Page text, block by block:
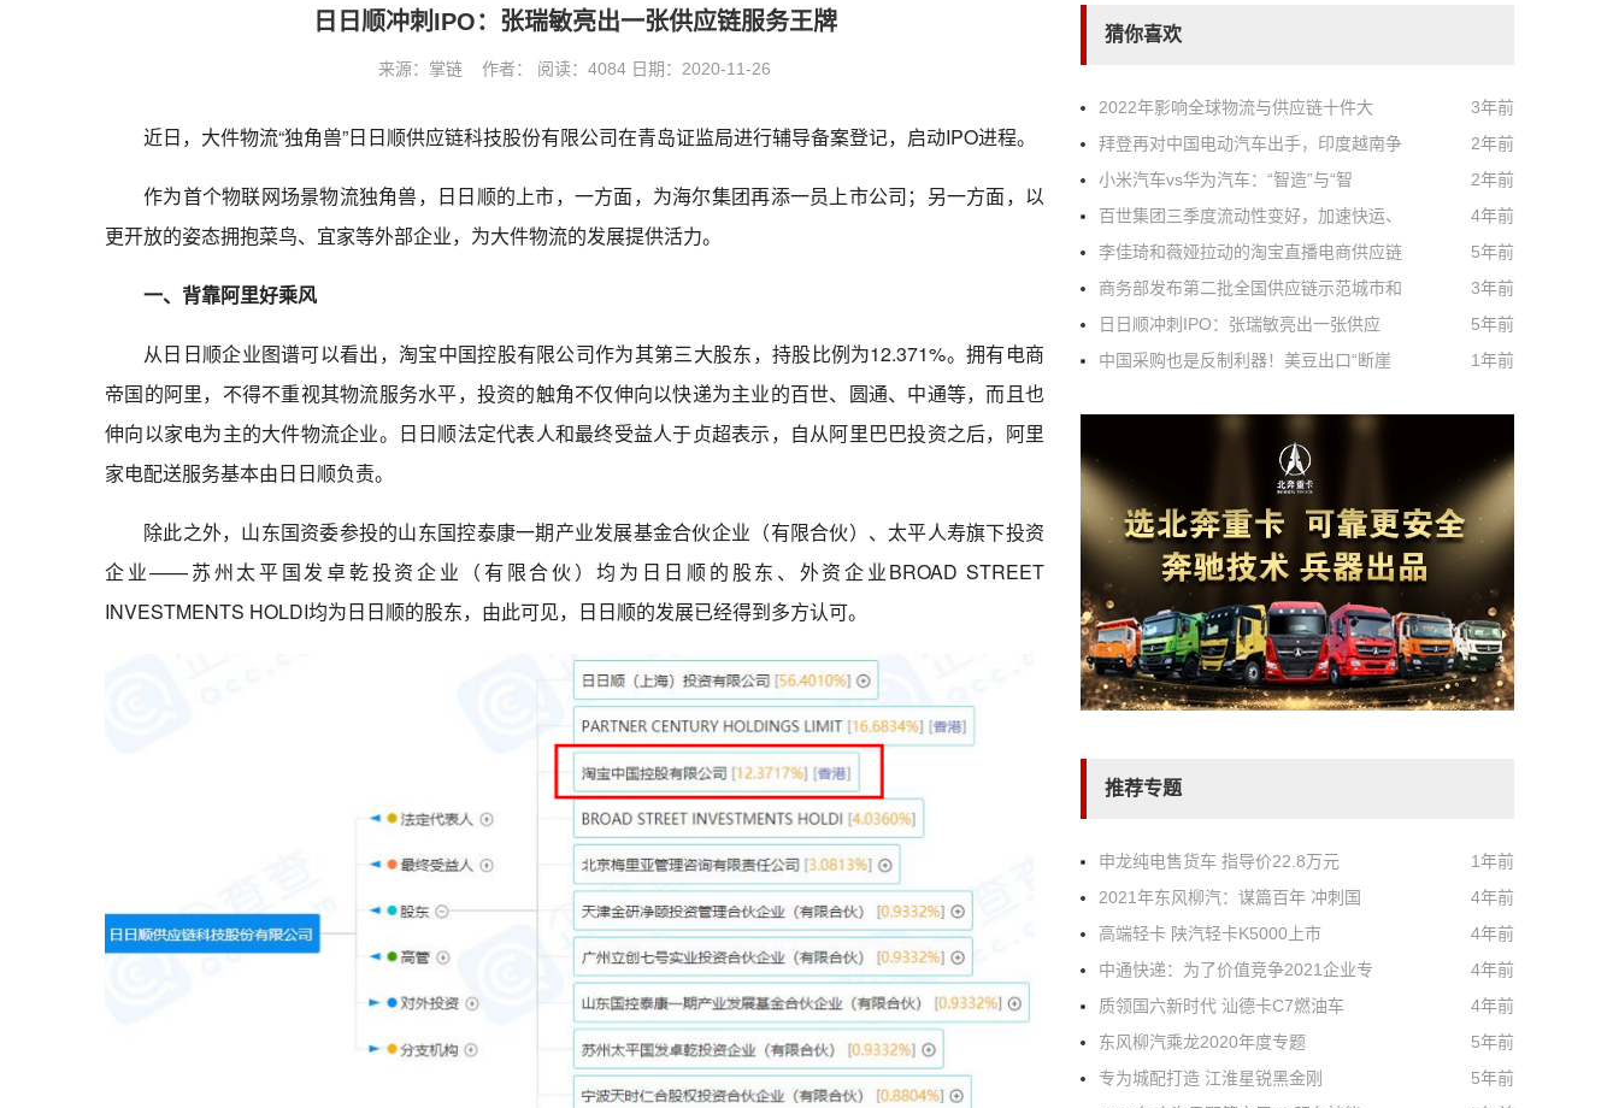
日日顺冲刺IPO：张瑞敏亮出一张供应链服务王牌
来源：掌链 作者： 阅读：4084 日期：2020-11-26
近日，大件物流“独角兽”日日顺供应链科技股份有限公司在青岛证监局进行辅导备案登记，启动IPO进程。
作为首个物联网场景物流独角兽，日日顺的上市，一方面，为海尔集团再添一员上市公司；另一方面，以
更开放的姿态拥抱菜鸟、宜家等外部企业，为大件物流的发展提供活力。
一、背靠阿里好乘风
从日日顺企业图谱可以看出，淘宝中国控股有限公司作为其第三大股东，持股比例为12.371%。拥有电商
帝国的阿里，不得不重视其物流服务水平，投资的触角不仅伸向以快递为主业的百世、圆通、中通等，而且也
伸向以家电为主的大件物流企业。日日顺法定代表人和最终受益人于贞超表示，自从阿里巴巴投资之后，阿里
家电配送服务基本由日日顺负责。
除此之外，山东国资委参投的山东国控泰康一期产业发展基金合伙企业（有限合伙）、太平人寿旗下投资
企业——苏州太平国发卓乾投资企业（有限合伙）均为日日顺的股东、外资企业BROAD STREET
INVESTMENTS HOLDI均为日日顺的股东，由此可见，日日顺的发展已经得到多方认可。
猜你喜欢
2022年影响全球物流与供应链十件大
3年前
拜登再对中国电动汽车出手，印度越南争
2年前
小米汽车vs华为汽车：“智造”与“智
2年前
百世集团三季度流动性变好，加速快运、
4年前
李佳琦和薇娅拉动的淘宝直播电商供应链
5年前
商务部发布第二批全国供应链示范城市和
3年前
日日顺冲刺IPO：张瑞敏亮出一张供应
5年前
中国采购也是反制利器！美豆出口“断崖
1年前
推荐专题
申龙纯电售货车 指导价22.8万元
1年前
2021年东风柳汽：谋篇百年 冲刺国
4年前
高端轻卡 陕汽轻卡K5000上市
4年前
中通快递：为了价值竞争2021企业专
4年前
质领国六新时代 汕德卡C7燃油车
4年前
东风柳汽乘龙2020年度专题
5年前
专为城配打造 江淮星锐黑金刚
5年前